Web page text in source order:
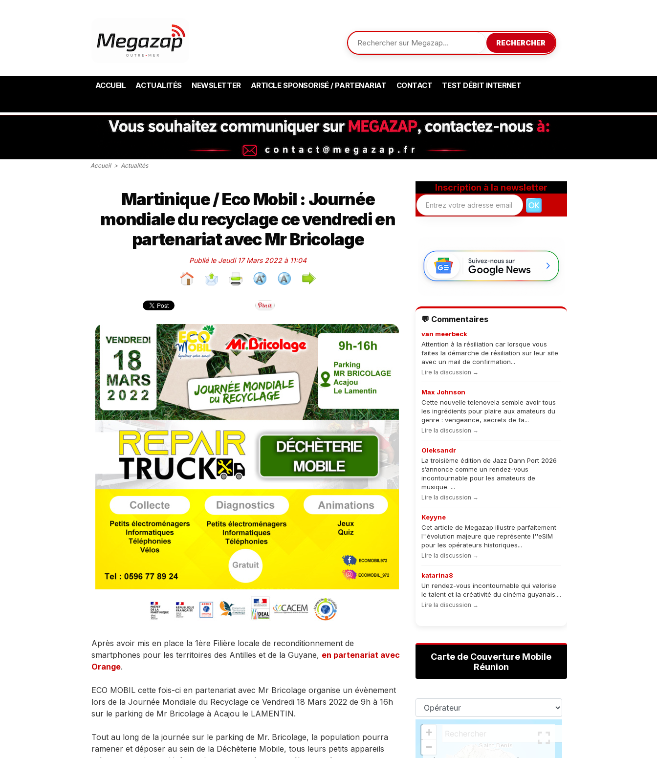
RECHERCHER
ACCUEIL ACTUALITÉS NEWSLETTER ARTICLE SPONSORISÉ / PARTENARIAT CONTACT TEST DÉBIT INTERNET
Accueil > Actualités
Martinique / Eco Mobil : Journée
mondiale du recyclage ce vendredi en
partenariat avec Mr Bricolage
Publié le Jeudi 17 Mars 2022 à 11:04
Après avoir mis en place la 1ère Filière locale de reconditionnement de
smartphones pour les territoires des Antilles et de la Guyane, en partenariat avec
Orange.
ECO MOBIL cette fois-ci en partenariat avec Mr Bricolage organise un évènement
lors de la Journée Mondiale du Recyclage ce Vendredi 18 Mars 2022 de 9h à 16h
sur le parking de Mr Bricolage à Acajou le LAMENTIN.
Tout au long de la journée sur le parking de Mr. Bricolage, la population pourra
ramener et déposer au sein de la Déchèterie Mobile, tous leurs petits appareils
Inscription à la newsletter
💬 Commentaires
van meerbeck
Attention à la résiliation car lorsque vous
faites la démarche de résiliation sur leur site
avec un mail de confirmation...
Lire la discussion →
Max Johnson
Cette nouvelle telenovela semble avoir tous
les ingrédients pour plaire aux amateurs du
genre : vengeance, secrets de fa...
Lire la discussion →
Oleksandr
La troisième édition de Jazz Dann Port 2026
s’annonce comme un rendez-vous
incontournable pour les amateurs de
musique. ...
Lire la discussion →
Keyyne
Cet article de Megazap illustre parfaitement
l''évolution majeure que représente l''eSIM
pour les opérateurs historiques...
Lire la discussion →
katarina8
Un rendez-vous incontournable qui valorise
le talent et la créativité du cinéma guyanais....
Lire la discussion →
Carte de Couverture Mobile
Réunion